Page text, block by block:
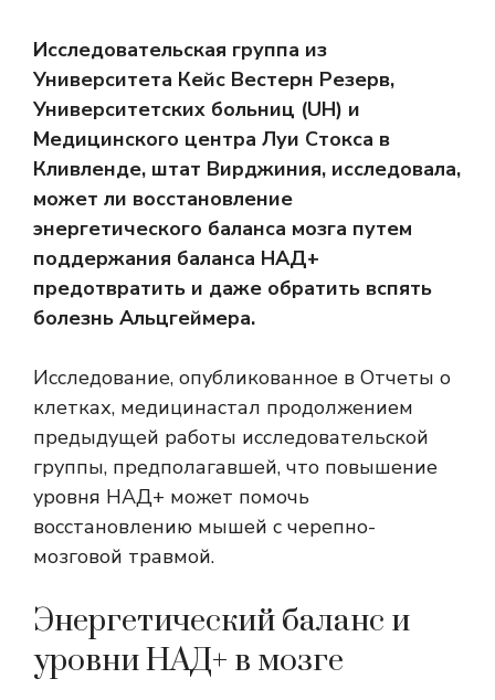
Исследовательская группа из
Университета Кейс Вестерн Резерв,
Университетских больниц (UH) и
Медицинского центра Луи Стокса в
Кливленде, штат Вирджиния, исследовала,
может ли восстановление
энергетического баланса мозга путем
поддержания баланса НАД+
предотвратить и даже обратить вспять
болезнь Альцгеймера.
Исследование, опубликованное в Отчеты о
клетках, медицинастал продолжением
предыдущей работы исследовательской
группы, предполагавшей, что повышение
уровня НАД+ может помочь
восстановлению мышей с черепно-
мозговой травмой.
Энергетический баланс и
уровни НАД+ в мозге